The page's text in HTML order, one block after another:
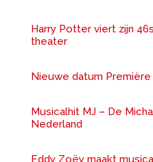
Harry Potter viert zijn
theater
Nieuwe datum Première
Musicalhit MJ – De
Nederland
Eddy Zoëy maakt